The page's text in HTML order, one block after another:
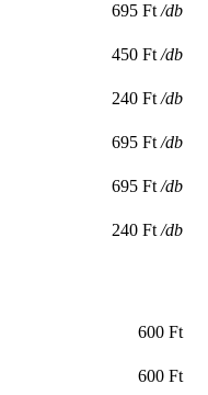
695 Ft/db
450 Ft/db
240 Ft/db
695 Ft/db
695 Ft/db
240 Ft/db
600 Ft
600 Ft